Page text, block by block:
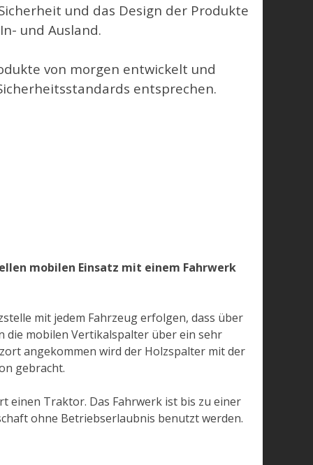
und das Design der Produkte
und Ausland.
von morgen entwickelt und
entsprechen.
mobilen Einsatz mit einem Fahrwerk
mit jedem Fahrzeug erfolgen, dass über
mobilen Vertikalspalter über ein sehr
angekommen wird der Holzspalter mit der
gebracht.
Traktor. Das Fahrwerk ist bis zu einer
ohne Betriebserlaubnis benutzt werden.